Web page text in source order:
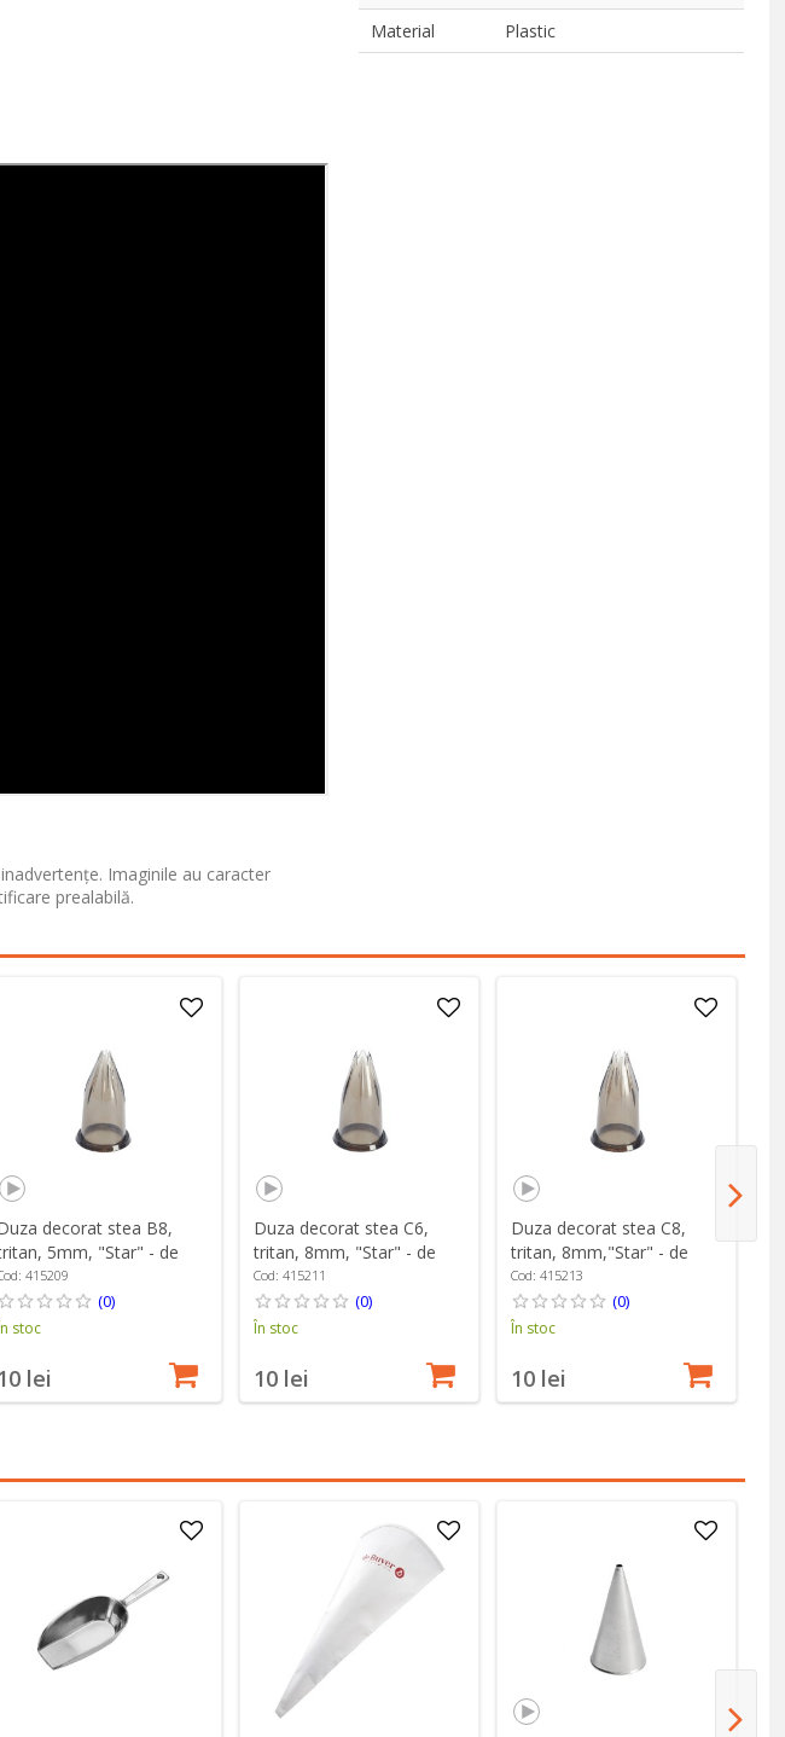
Material Plastic
Imaginile au caracter
prealabilă.
decorat stea B8,
5mm, "Star" - de
415209
(0)
stoc
lei
Duza decorat stea C6,
tritan, 8mm, "Star" - de
Buyer
Cod: 415211
(0)
În stoc
10 lei
Duza decorat stea C8,
tritan, 8mm,"Star" - de
Buyer
Cod: 415213
(0)
În stoc
10 lei